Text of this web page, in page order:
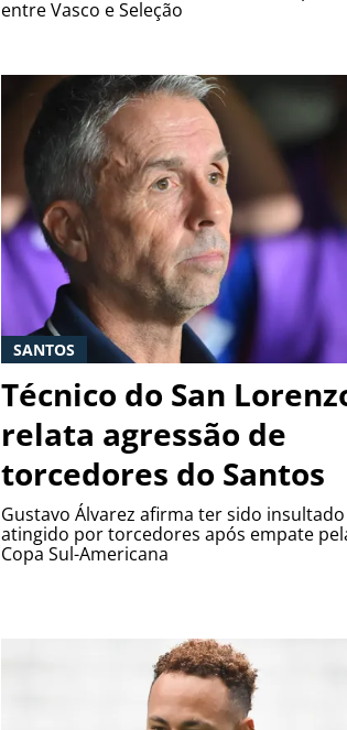
entre Vasco e Seleção
SANTOS
Técnico do San
relata agressão de
torcedores do Santos
Gustavo Álvarez afirma ter sido
atingido por torcedores após empate
Copa Sul-Americana